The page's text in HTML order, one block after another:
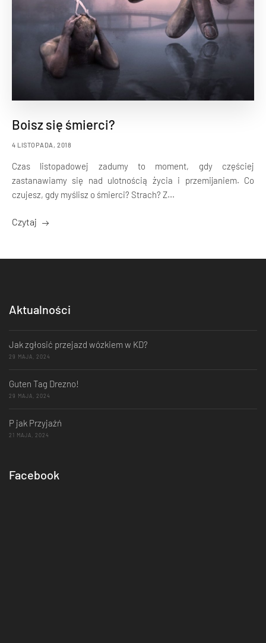
Boisz się śmierci?
4 LISTOPADA, 2018
Czas listopadowej zadumy to moment, gdy częściej
zastanawiamy się nad ulotnością życia i przemijaniem. Co
czujesz, gdy myślisz o śmierci? Strach? Z...
Czytaj
Aktualności
Jak zgłosić przejazd wózkiem w KD?
29 MAJA, 2024
Guten Tag Drezno!
29 MAJA, 2024
P jak Przyjaźń
21 MAJA, 2024
Facebook